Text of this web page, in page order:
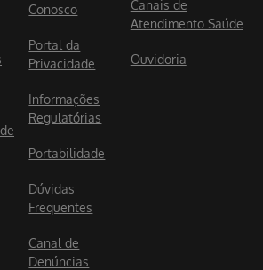
Conosco
Portal da
Privacidade
Informações
Regulatórias
Portabilidade
Dúvidas
Frequentes
Canal de
Denúncias
Canais de
Atendimento Saúde
Ouvidoria